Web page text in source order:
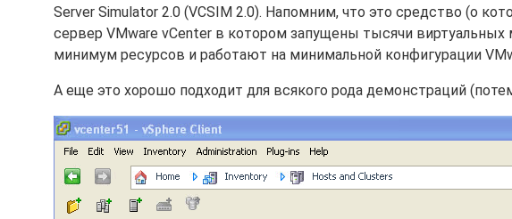
Server Simulator 2.0 (VCSIM 2.0). Напомним, что это средство (о
сервер VMware vCenter в котором запущены тысячи
минимум ресурсов и работают на минимальной конфигурации
А еще это хорошо подходит для всякого рода демонстраций